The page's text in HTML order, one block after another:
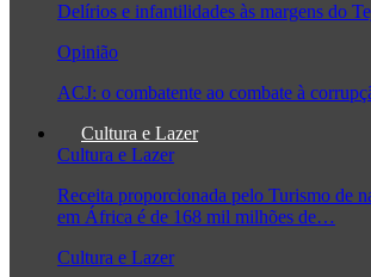
Delírios e infantilidades às margens do
Opinião
ACJ: o combatente ao combate à
Cultura e Lazer
Cultura e Lazer
Receita proporcionada pelo Turismo de
em África é de 168 mil milhões de…
Cultura e Lazer